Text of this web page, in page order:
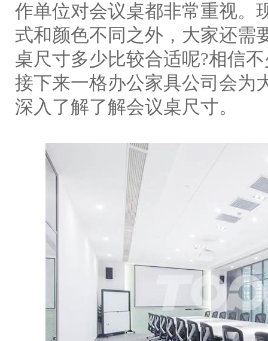
作单位对会议桌都非常重视。
式和颜色不同之外，大家还需
桌尺寸多少比较合适呢?相信
接下来一格办公家具公司会为
深入了解了解会议桌尺寸。